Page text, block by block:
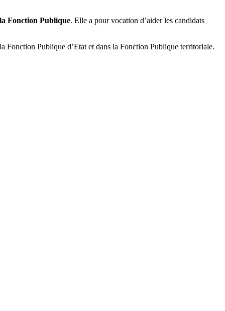
Fonction Publique. Elle a pour vocation d’aider les candidats
Fonction Publique d’Etat et dans la Fonction Publique territoriale.